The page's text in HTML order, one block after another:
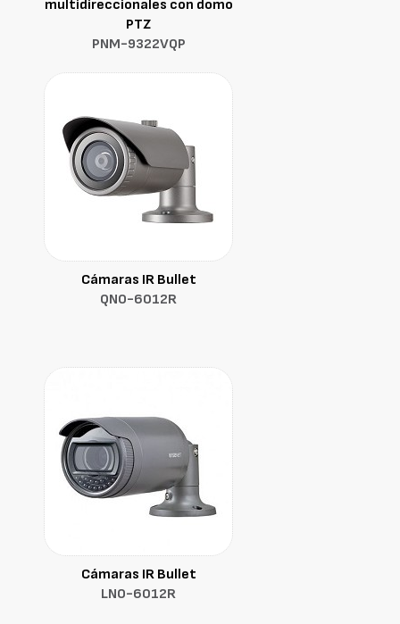
multidireccionales con domo
PTZ
PNM-9322VQP
Cámaras IR Bullet
QNO-6012R
Cámaras IR Bullet
LNO-6012R